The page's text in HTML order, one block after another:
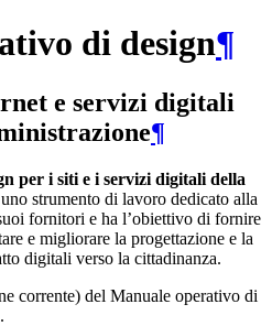
di design¶
e servizi digitali
¶
per i siti e i servizi digitali della
strumento di lavoro dedicato alla
fornitori e ha l’obiettivo di fornire
e migliorare la progettazione e la
digitali verso la cittadinanza.
corrente) del Manuale operativo di
.